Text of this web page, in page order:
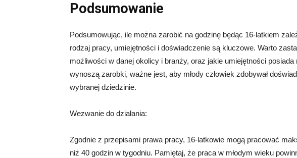
Podsumowanie
Podsumowując, ile można zarobić na godzinę będąc 16-latkiem
rodzaj pracy, umiejętności i doświadczenie są kluczowe. Warto
możliwości w danej okolicy i branży, oraz jakie umiejętności posiada
wynoszą zarobki, ważne jest, aby młody człowiek zdobywał
wybranej dziedzinie.
Wezwanie do działania:
Zgodnie z przepisami prawa pracy, 16-latkowie mogą pracować
niż 40 godzin w tygodniu. Pamiętaj, że praca w młodym wieku